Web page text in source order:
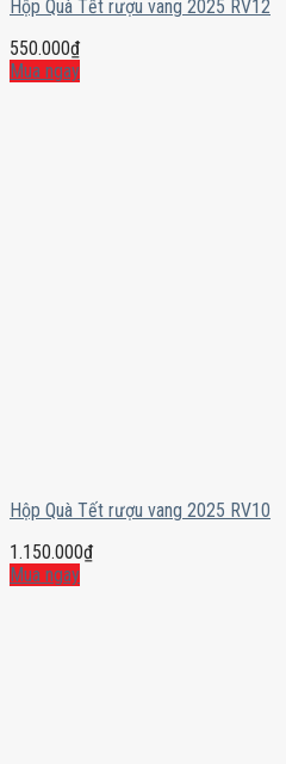
Hộp Quà Tết rượu vang 2025 RV12
550.000₫
Mua ngay
Hộp Quà Tết rượu vang 2025 RV10
1.150.000₫
Mua ngay